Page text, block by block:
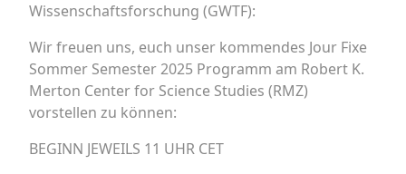
Wissenschaftsforschung (GWTF):
Wir freuen uns, euch unser kommendes Jour Fixe
Sommer Semester 2025 Programm am Robert K.
Merton Center for Science Studies (RMZ)
vorstellen zu können:
BEGINN JEWEILS 11 UHR CET